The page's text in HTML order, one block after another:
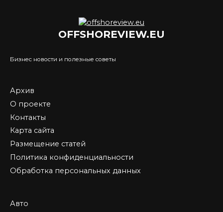
OFFSHOREVIEW.EU
Бизнес новости и полезные советы
Архив
О проекте
Контакты
Карта сайта
Размещение статей
Политика конфиденциальности
Обработка персональных данных
Авто